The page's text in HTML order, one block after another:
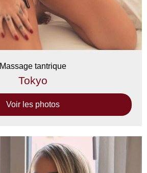
Massage tantrique
Tokyo
Voir les photos